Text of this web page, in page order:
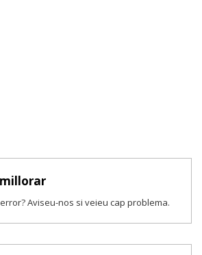
Aviseu-nos si veieu cap problema.